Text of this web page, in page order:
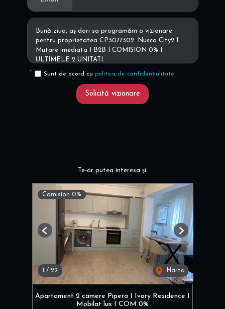
Sunt de acord cu politica de confidențialitate
Solicită vizionare
Te-ar putea interesa și:
Comision 0%
/ 22 Harta
Previous Next
Apartament 2 camere Pipera I Ivory Residence I
Mobilat lux I COM 0%